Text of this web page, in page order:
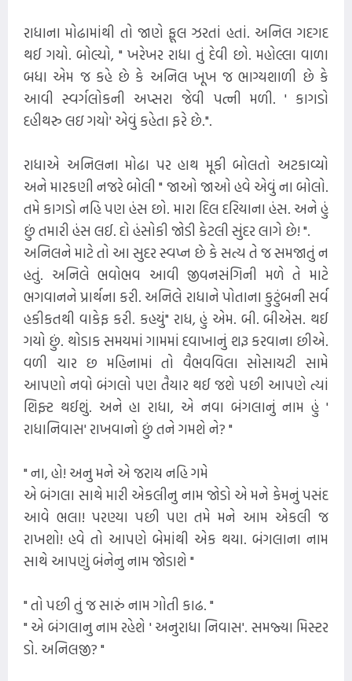
રાધાના મોઢામાંથી તો જાણે ફૂલ ઝરતાં હતાં. અનિલ ગદગદ
થઈ ગયો. બોલ્યો, " ખરેખર રાધા તું દેવી છો. મહોલ્લા વાળા
બધા એમ જ કહે છે કે અનિલ ખૂખ જ ભાગ્યશાળી છે કે
આવી સ્વર્ગલોકની અપ્સરા જેવી પત્ની મળી. ' કાગડો
દહીથરુ લઇ ગયો' એવું કહેતા ફરે છે.".
રાધાએ અનિલના મોઢા પર હાથ મૂકી બોલતો અટકાવ્યો
અને મારકણી નજરે બોલી " જાઓ જાઓ હવે એવું ના બોલો.
તમે કાગડો નહિ પણ હંસ છો. મારા દિલ દરિયાના હંસ. અને હું
છું તમારી હંસ લઈ. દો હંસોકી જોડી કેટલી સુંદર લાગે છે! ".
અનિલને માટે તો આ સુદર સ્વપ્ન છે કે સત્ય તે જ સમજાતું ન
હતું. અનિલે ભવોભવ આવી જીવનસંગિની મળે તે માટે
ભગવાનને પ્રાર્થના કરી. અનિલે રાધાને પોતાના કુટુંબની સર્વ
હકીકતથી વાકેફ કરી. કહયું" રાધ, હું એમ. બી. બીએસ. થઈ
ગયો છું. થોડાક સમયમાં ગામમાં દવાખાનું શરૂ કરવાના છીએ.
વળી ચાર છ મહિનામાં તો વૈભવવિલા સોસાયટી સામે
આપણો નવો બંગલો પણ તૈયાર થઈ જશે પછી આપણે ત્યાં
શિફ્ટ થઈશું. અને હા રાધા, એ નવા બંગલાનું નામ હું '
રાધાનિવાસ' રાખવાનો છું તને ગમશે ને? "
" ના, હો! અનુ મને એ જરાય નહિ ગમે
એ બંગલા સાથે મારી એકલીનુ નામ જોડો એ મને કેમનું પસંદ
આવે ભલા! પરણ્યા પછી પણ તમે મને આમ એકલી જ
રાખશો! હવે તો આપણે બેમાંથી એક થયા. બંગલાના નામ
સાથે આપણું બંનેનુ નામ જોડાશે "
" તો પછી તું જ સારું નામ ગોતી કાઢ. "
" એ બંગલાનુ નામ રહેશે ' અનુરાધા નિવાસ'. સમજ્યા મિસ્ટર
ડો. અનિલજી? "